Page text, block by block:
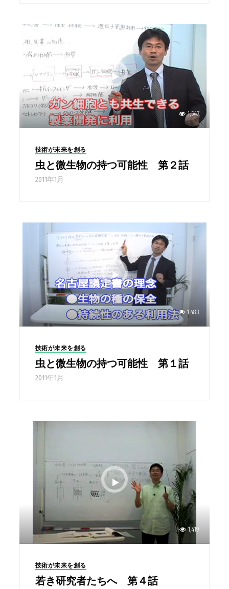
1,547
技術が未来を創る
虫と微生物の持つ可能性 第２話
2011年1月
1,483
技術が未来を創る
虫と微生物の持つ可能性 第１話
2011年1月
1,419
技術が未来を創る
若き研究者たちへ 第４話